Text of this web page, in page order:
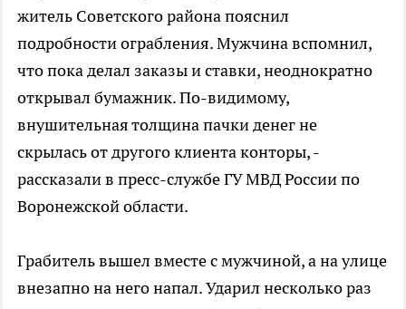
житель Советского района пояснил
подробности ограбления. Мужчина вспомнил,
что пока делал заказы и ставки, неоднократно
открывал бумажник. По-видимому,
внушительная толщина пачки денег не
скрылась от другого клиента конторы, -
рассказали в пресс-службе ГУ МВД России по
Воронежской области.
Грабитель вышел вместе с мужчиной, а на улице
внезапно на него напал. Ударил несколько раз